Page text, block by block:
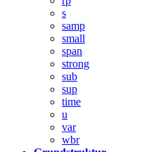
s
samp
small
span
strong
sub
sup
time
u
var
wbr